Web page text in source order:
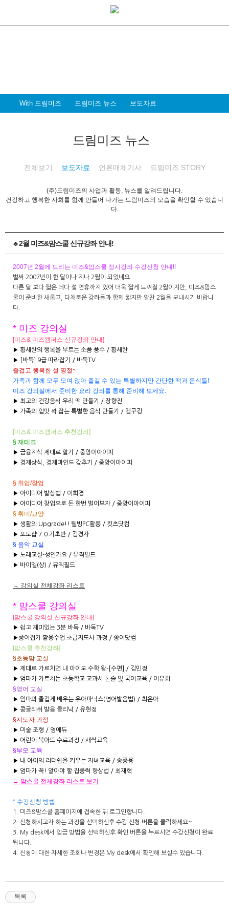
With 드림미즈 드림미즈 뉴스 보도자료
드림미즈 뉴스
전체보기 보도자료 언론매체기사 드림미즈 STORY
(주)드림미즈의 사업과 활동, 뉴스를 알려드립니다.
건강하고 행복한 사회를 함께 만들어 나가는 드림미즈의 모습을 확인할 수 있습니
다.
♣ 2월 미즈&맘스쿨 신규강좌 안내!
2007년 2월에 드리는 미즈&맘스쿨 정시강좌 수강신청 안내!!
벌써 2007년이 한 달이나 지나 2월이 되었네요.
다른 달 보다 짧은 데다 설 연휴까지 있어 더욱 짧게 느껴질 2월이지만, 미즈&맘스
쿨이 준비한 새롭고, 다채로운 강좌들과 함께 짧지만 알찬 2월을 보내시기 바랍니
다.
* 미즈 강의실
[미즈& 미즈캠퍼스 신규강좌 안내]
▶ 황세란의 행복을 부르는 소품 풍수 / 황세란
▶ [바둑] 9급 따라잡기 / 바둑TV
즐겁고 행복한 설 명절~
가족과 함께 모두 모여 앉아 즐길 수 있는 특별하지만 간단한 떡과 음식들!
미즈 강의실에서 준비한 요리 강좌를 통해 준비해 보세요.
▶ 최고의 건강음식 우리 떡 만들기 / 장향진
▶ 가족의 입맛 꽉 잡는 특별한 음식 만들기 / 엠쿠킹
[미즈& 미즈캠퍼스 추천강좌]
§ 재테크
▶ 금융지식 제대로 알기 / 중앙이아이피
▶ 경제상식, 경제마인드 갖추기 / 중앙이아이피
§ 취업/창업
▶ 아이디어 발상법 / 이희경
▶ 아이디어 창업으로 돈 한번 벌어보자 / 중앙이아이피
§ 취미/교양
▶ 생활의 Upgrade!! 웰빙PC활용 / 킷츠닷컴
▶ 포토샵 7.0 기초반 / 김경자
§ 음악 교실
▶ 노래교실-성인가요 / 뮤직필드
▶ 바이엘(상) / 뮤직필드
→ 강의실 전체강좌 리스트
* 맘스쿨 강의실
[맘스쿨 강의실 신규강좌 안내]
▶ 쉽고 재미있는 3분 바둑 / 바둑TV
▶종이접기 활용수업 초급지도사 과정 / 쫑이닷컴
[맘스쿨 추천강좌]
§초등맘 교실
▶ 제대로 가르치면 내 아이도 수학 왕-[수편] / 김민정
▶ 엄마가 가르치는 초등학교 교과서 논술 및 국어교육 / 이유희
§영어 교실
▶ 엄마와 즐겁게 배우는 유아파닉스(영어발음법) / 최은아
▶ 콩글리쉬 발음 클리닉 / 유현정
§지도자 과정
▶ 미술 조형 / 영에듀
▶ 어린이 북아트 수료과정 / 새싹교육
§부모 교육
▶ 내 아이의 리더쉽을 키우는 자녀교육 / 송종용
▶ 엄마가 꼭! 알아야 할 집중력 향상법 / 최재혁
→ 맘스쿨 전체강좌 리스트 보기
* 수강신청 방법
1. 미즈&맘스쿨 홈페이지에 접속한 뒤 로그인합니다.
2. 신청하시고자 하는 과정을 선택하신후 수강 신청 버튼을 클릭하세요~
3. My desk에서 입금 방법을 선택하신후 확인 버튼을 누르시면 수강신청이 완료
됩니다.
4. 신청에 대한 자세한 조회나 변경은 My desk에서 확인해 보실수 있습니다.
목록